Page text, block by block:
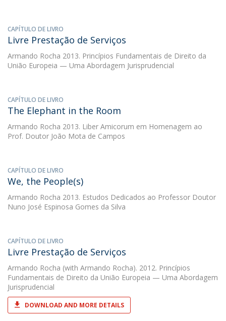
CAPÍTULO DE LIVRO
Livre Prestação de Serviços
Armando Rocha 2013. Princípios Fundamentais de Direito da
União Europeia — Uma Abordagem Jurisprudencial
CAPÍTULO DE LIVRO
The Elephant in the Room
Armando Rocha 2013. Liber Amicorum em Homenagem ao
Prof. Doutor João Mota de Campos
CAPÍTULO DE LIVRO
We, the People(s)
Armando Rocha 2013. Estudos Dedicados ao Professor Doutor
Nuno José Espinosa Gomes da Silva
CAPÍTULO DE LIVRO
Livre Prestação de Serviços
Armando Rocha (with Armando Rocha). 2012. Princípios
Fundamentais de Direito da União Europeia — Uma Abordagem
Jurisprudencial
DOWNLOAD AND MORE DETAILS